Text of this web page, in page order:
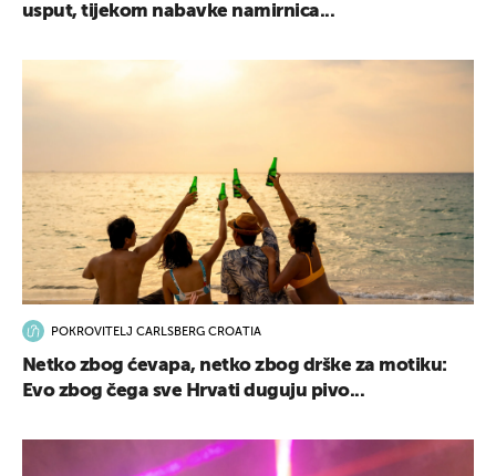
usput, tijekom nabavke namirnica...
POKROVITELJ CARLSBERG CROATIA
Netko zbog ćevapa, netko zbog drške za motiku:
Evo zbog čega sve Hrvati duguju pivo...